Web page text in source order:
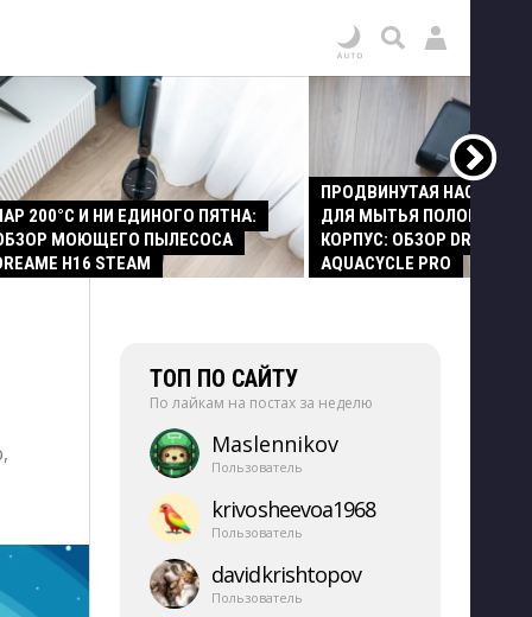
200°C И НИ ЕДИНОГО ПЯТНА:
МОЮЩЕГО ПЫЛЕСОСА
H16 STEAM
ПРОДВИНУТАЯ НАСАДКА
ДЛЯ МЫТЬЯ ПОЛОВ И
КОРПУС: ОБЗОР DREAME
AQUACYCLE PRO
ТОП ПО САЙТУ
По лайкам на постах за неделю
Maslennikov
Пользователь
krivosheevoa1968
Пользователь
davidkrishtopov
Пользователь